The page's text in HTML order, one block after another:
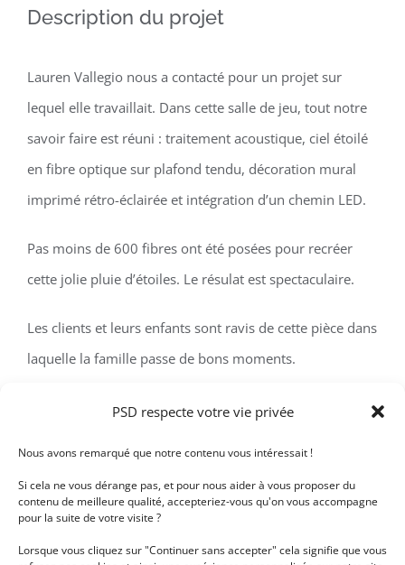
PSD respecte votre vie privée
Nous avons remarqué que notre contenu vous intéressait !
Si cela ne vous dérange pas, et pour nous aider à vous proposer du
contenu de meilleure qualité, accepteriez-vous qu'on vous accompagne
pour la suite de votre visite ?
Lorsque vous cliquez sur "Continuer sans accepter" cela signifie que vous
Description du projet
Lauren Vallegio nous a contacté pour un projet sur
lequel elle travaillait. Dans cette salle de jeu, tout notre
savoir faire est réuni : traitement acoustique, ciel étoilé
en fibre optique sur plafond tendu, décoration mural
imprimé rétro-éclairée et intégration d’un chemin LED.
Pas moins de 600 fibres ont été posées pour recréer
cette jolie pluie d’étoiles. Le résulat est spectaculaire.
Les clients et leurs enfants sont ravis de cette pièce dans
laquelle la famille passe de bons moments.
Architecte : Lauren Vallegio
Détails du projet